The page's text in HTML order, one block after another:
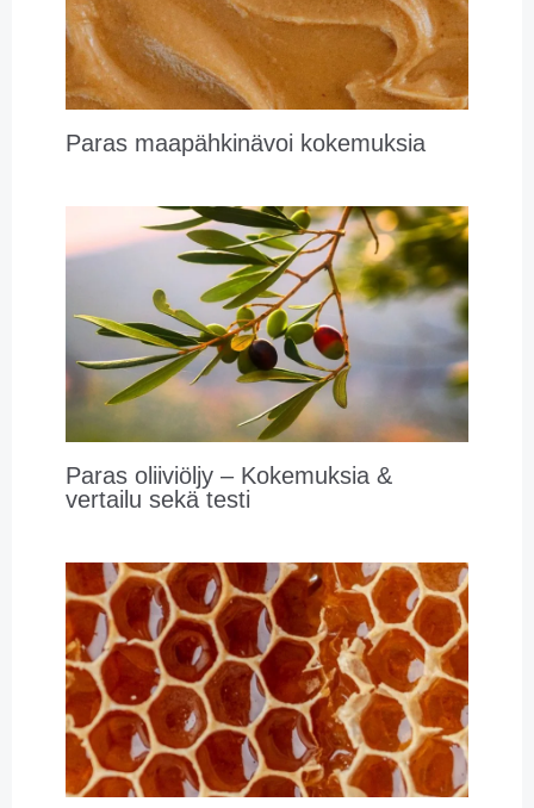
Paras maapähkinävoi kokemuksia
Paras oliiviöljy – Kokemuksia &
vertailu sekä testi